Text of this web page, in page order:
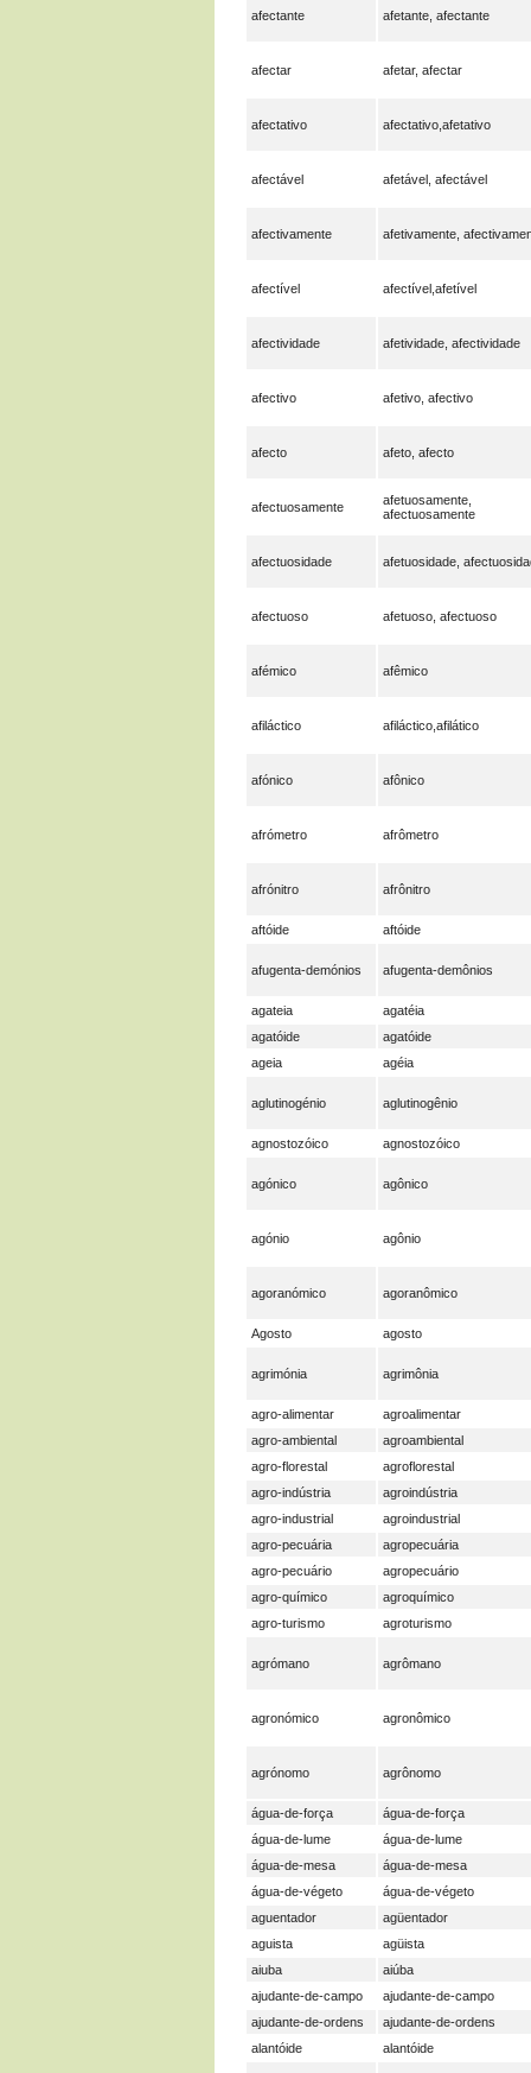
afectante afetante, afectante
afectar afetar, afectar
afectativo afectativo,afetativo
afectável afetável, afectável
afectivamente afetivamente,
afectível afectível,afetível
afectividade afetividade, afectividade
afectivo afetivo, afectivo
afecto afeto, afecto
afectuosamente
afetuosamente,
afectuosamente
afectuosidade afetuosidade,
afectuoso afetuoso, afectuoso
afémico afêmico
afiláctico afiláctico,afilático
afónico afônico
afrómetro afrômetro
afrónitro afrônitro
aftóide aftóide
afugenta-demónios afugenta-demônios
agateia
agatéia
agatóide
agatóide
ageia
agéia
aglutinogénio aglutinogênio
agnostozóico agnostozóico
agónico agônico
agónio agônio
agoranómico agoranômico
Agosto agosto
agrimónia agrimônia
agro-alimentar
agroalimentar
agro-ambiental
agroambiental
agro-florestal
agroflorestal
agro-indústria
agroindústria
agro-industrial
agroindustrial
agro-pecuária
agropecuária
agro-pecuário
agropecuário
agro-químico
agroquímico
agro-turismo
agroturismo
agrómano agrômano
agronómico agronômico
agrónomo agrônomo
água-de-força
água-de-força
água-de-lume
água-de-lume
água-de-mesa
água-de-mesa
água-de-végeto
água-de-végeto
aguentador
agüentador
aguista
agüista
aiuba
aiúba
ajudante-de-campo
ajudante-de-campo
ajudante-de-ordens
ajudante-de-ordens
alantóide
alantóide